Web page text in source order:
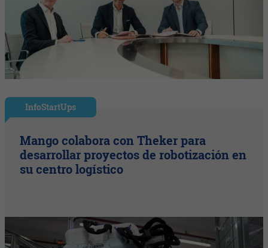
InfoStartUps
Mango colabora con Theker para
desarrollar proyectos de robotización en
su centro logístico